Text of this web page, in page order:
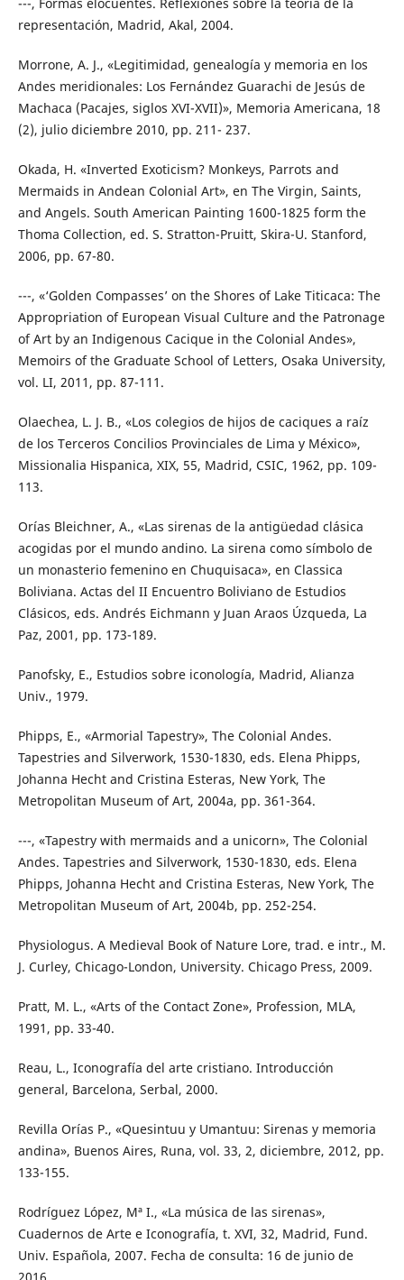
representación, Madrid, Akal, 2004.
Morrone, A. J., «Legitimidad, genealogía y memoria en los
Andes meridionales: Los Fernández Guarachi de Jesús de
Machaca (Pacajes, siglos XVI-XVII)», Memoria Americana, 18
(2), julio diciembre 2010, pp. 211- 237.
Okada, H. «Inverted Exoticism? Monkeys, Parrots and
Mermaids in Andean Colonial Art», en The Virgin, Saints,
and Angels. South American Painting 1600-1825 form the
Thoma Collection, ed. S. Stratton-Pruitt, Skira-U. Stanford,
2006, pp. 67-80.
---, «‘Golden Compasses’ on the Shores of Lake Titicaca: The
Appropriation of European Visual Culture and the Patronage
of Art by an Indigenous Cacique in the Colonial Andes»,
Memoirs of the Graduate School of Letters, Osaka University,
vol. LI, 2011, pp. 87-111.
Olaechea, L. J. B., «Los colegios de hijos de caciques a raíz
de los Terceros Concilios Provinciales de Lima y México»,
Missionalia Hispanica, XIX, 55, Madrid, CSIC, 1962, pp. 109-
113.
Orías Bleichner, A., «Las sirenas de la antigüedad clásica
acogidas por el mundo andino. La sirena como símbolo de
un monasterio femenino en Chuquisaca», en Classica
Boliviana. Actas del II Encuentro Boliviano de Estudios
Clásicos, eds. Andrés Eichmann y Juan Araos Úzqueda, La
Paz, 2001, pp. 173-189.
Panofsky, E., Estudios sobre iconología, Madrid, Alianza
Univ., 1979.
Phipps, E., «Armorial Tapestry», The Colonial Andes.
Tapestries and Silverwork, 1530-1830, eds. Elena Phipps,
Johanna Hecht and Cristina Esteras, New York, The
Metropolitan Museum of Art, 2004a, pp. 361-364.
---, «Tapestry with mermaids and a unicorn», The Colonial
Andes. Tapestries and Silverwork, 1530-1830, eds. Elena
Phipps, Johanna Hecht and Cristina Esteras, New York, The
Metropolitan Museum of Art, 2004b, pp. 252-254.
Physiologus. A Medieval Book of Nature Lore, trad. e intr., M.
J. Curley, Chicago-London, University. Chicago Press, 2009.
Pratt, M. L., «Arts of the Contact Zone», Profession, MLA,
1991, pp. 33-40.
Reau, L., Iconografía del arte cristiano. Introducción
general, Barcelona, Serbal, 2000.
Revilla Orías P., «Quesintuu y Umantuu: Sirenas y memoria
andina», Buenos Aires, Runa, vol. 33, 2, diciembre, 2012, pp.
133-155.
Rodríguez López, Mª I., «La música de las sirenas»,
Cuadernos de Arte e Iconografía, t. XVI, 32, Madrid, Fund.
Univ. Española, 2007. Fecha de consulta: 16 de junio de